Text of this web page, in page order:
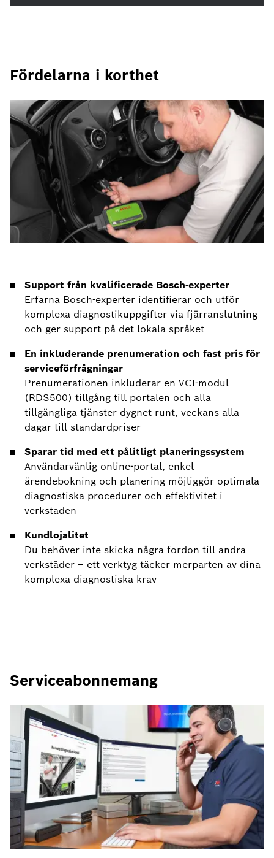
Fördelarna i korthet
Support från kvalificerade Bosch-experter
Erfarna Bosch-experter identifierar och utför
komplexa diagnostikuppgifter via fjärranslutning
och ger support på det lokala språket
En inkluderande prenumeration och fast pris för
serviceförfrågningar
Prenumerationen inkluderar en VCI-modul
(RDS500) tillgång till portalen och alla
tillgängliga tjänster dygnet runt, veckans alla
dagar till standardpriser
Sparar tid med ett pålitligt planeringssystem
Användarvänlig online-portal, enkel
ärendebokning och planering möjliggör optimala
diagnostiska procedurer och effektivitet i
verkstaden
Kundlojalitet
Du behöver inte skicka några fordon till andra
verkstäder – ett verktyg täcker merparten av dina
komplexa diagnostiska krav
Serviceabonnemang